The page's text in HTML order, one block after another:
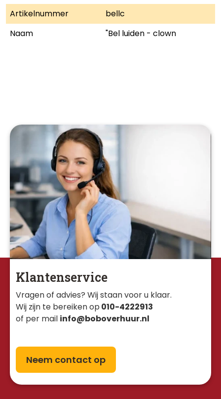
Artikelnummer
bellc
Naam
"Bel luiden - clown
Klantenservice
Vragen of advies? Wij staan voor u klaar.
Wij zijn te bereiken op 010-4222913
of per mail info@boboverhuur.nl
Neem contact op